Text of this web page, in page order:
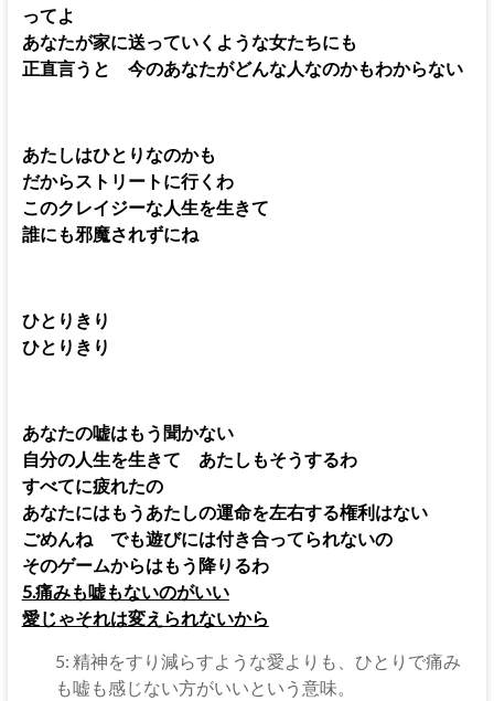
ってよ
あなたが家に送っていくような女たちにも
正直言うと 今のあなたがどんな人なのかもわからない
あたしはひとりなのかも
だからストリートに行くわ
このクレイジーな人生を生きて
誰にも邪魔されずにね
ひとりきり
ひとりきり
あなたの嘘はもう聞かない
自分の人生を生きて あたしもそうするわ
すべてに疲れたの
あなたにはもうあたしの運命を左右する権利はない
ごめんね でも遊びには付き合ってられないの
そのゲームからはもう降りるわ
5.痛みも嘘もないのがいい
愛じゃそれは変えられないから
5: 精神をすり減らすような愛よりも、ひとりで痛み
も嘘も感じない方がいいという意味。